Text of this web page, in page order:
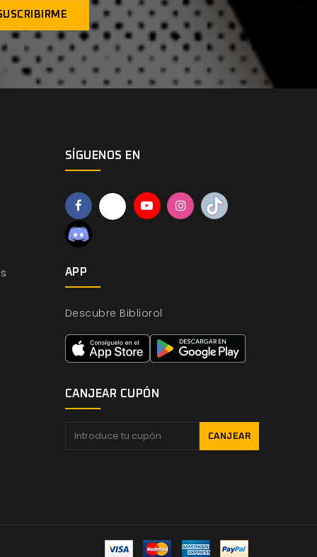
SÍGUENOS EN
APP
Descubre Bibliorol
CANJEAR CUPÓN
CANJEAR